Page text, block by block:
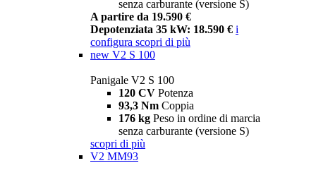
senza carburante (versione S)
A partire da 19.590 €
Depotenziata 35 kW: 18.590 € i
configura scopri di più
new V2 S 100
Panigale V2 S 100
120 CV Potenza
93,3 Nm Coppia
176 kg Peso in ordine di marcia
senza carburante (versione S)
scopri di più
V2 MM93